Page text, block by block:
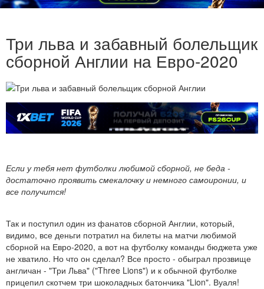
Три льва и забавный болельщик
сборной Англии на Евро-2020
Если у тебя нет футболки любимой сборной, не беда -
достаточно проявить смекалочку и немного самоиронии, и
все получится!
Так и поступил один из фанатов сборной Англии, который,
видимо, все деньги потратил на билеты на матчи любимой
сборной на Евро-2020, а вот на футболку команды бюджета уже
не хватило. Но что он сделал? Все просто - обыграл прозвище
англичан - "Три Льва" ("Three Lions") и к обычной футболке
прицепил скотчем три шоколадных батончика "Lion". Вуаля!